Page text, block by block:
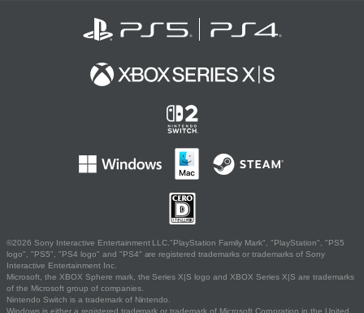
©2026 Sony Interactive Entertainment LLC."PlayStation Family Mark", "PlayStation", "PS5
logo", "PS5", "PS4 logo" and "PS4" are registered trademarks or trademarks of Sony
Interactive Entertainment Inc.
Microsoft, the XBOX Sphere mark, the Series X|S logo and XBOX Series X|S are trademarks
of the Microsoft group of companies.
Nintendo Switch is a trademark of Nintendo.
Windows is either a registered trademark or trademark of Microsoft Corporation in the United